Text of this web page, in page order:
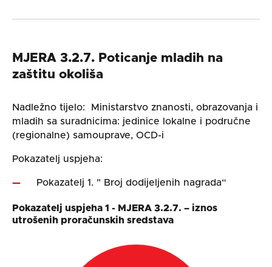
MJERA 3.2.7. Poticanje mladih na
zaštitu okoliša
Nadležno tijelo: Ministarstvo znanosti, obrazovanja i
mladih sa suradnicima: jedinice lokalne i područne
(regionalne) samouprave, OCD-i
Pokazatelj uspjeha:
Pokazatelj 1. " Broj dodijeljenih nagrada“
Pokazatelj uspjeha 1 - MJERA 3.2.7. – iznos
utrošenih proračunskih sredstava